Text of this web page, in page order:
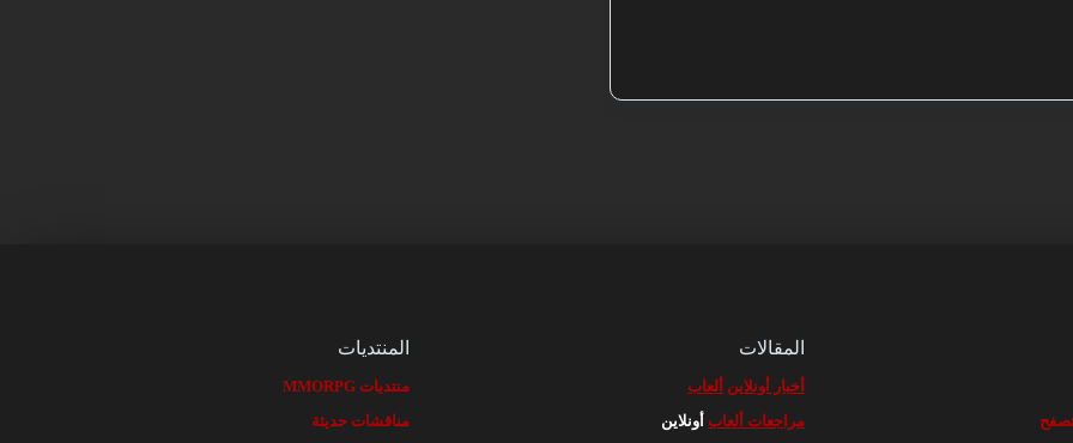
المقالات
أخبار أونلاين ألعاب
مراجعات ألعاب أونلاين
المنتديات
منتديات MMORPG
مناقشات حديثة